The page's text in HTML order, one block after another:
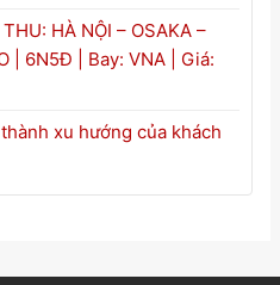
HÀ NỘI – OSAKA –
| 6N5Đ | Bay: VNA | Giá:
xu hướng của khách